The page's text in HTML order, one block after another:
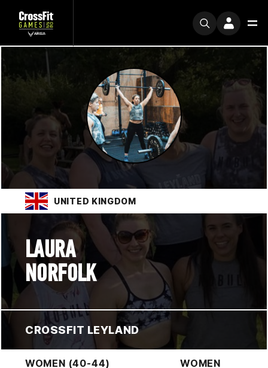
UNITED KINGDOM
LAURA
NORFOLK
CROSSFIT LEYLAND
WOMEN (40-44) WOMEN